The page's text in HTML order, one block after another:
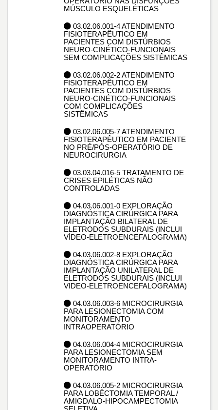
MÚSCULO ESQUELÉTICAS
03.02.06.001-4 ATENDIMENTO
FISIOTERAPÊUTICO EM
PACIENTES COM DISTÚRBIOS
NEURO-CINÉTICO-FUNCIONAIS
SEM COMPLICAÇÕES SISTÊMICAS
03.02.06.002-2 ATENDIMENTO
FISIOTERAPÊUTICO EM
PACIENTES COM DISTÚRBIOS
NEURO-CINÉTICO-FUNCIONAIS
COM COMPLICAÇÕES
SISTÊMICAS
03.02.06.005-7 ATENDIMENTO
FISIOTERAPÊUTICO EM PACIENTE
NO PRÉ/PÓS-OPERATÓRIO DE
NEUROCIRURGIA
03.03.04.016-5 TRATAMENTO DE
CRISES EPILÉTICAS NÃO
CONTROLADAS
04.03.06.001-0 EXPLORAÇÃO
DIAGNÓSTICA CIRÚRGICA PARA
IMPLANTAÇÃO BILATERAL DE
ELETRODOS SUBDURAIS (INCLUI
VÍDEO-ELETROENCEFALOGRAMA)
04.03.06.002-8 EXPLORAÇÃO
DIAGNÓSTICA CIRÚRGICA PARA
IMPLANTAÇÃO UNILATERAL DE
ELETRODOS SUBDURAIS (INCLUI
VIDEO-ELETROENCEFALOGRAMA)
04.03.06.003-6 MICROCIRURGIA
PARA LESIONECTOMIA COM
MONITORAMENTO
INTRAOPERATÓRIO
04.03.06.004-4 MICROCIRURGIA
PARA LESIONECTOMIA SEM
MONITORAMENTO INTRA-
OPERATÓRIO
04.03.06.005-2 MICROCIRURGIA
PARA LOBÉCTOMIA TEMPORAL /
AMIGDALO-HIPOCAMPECTOMIA